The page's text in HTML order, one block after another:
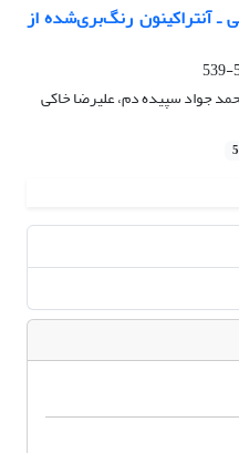
ـ آنتراکینون رنگ‌بری‌شده از
جواد سپیده دم، علیرضا خاکی